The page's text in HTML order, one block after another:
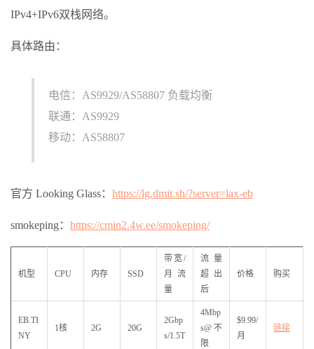
IPv4+IPv6双栈网络。
具体路由：
电信：AS9929/AS58807 负载均衡
联通：AS9929
移动：AS58807
官方 Looking Glass： https://lg.dmit.sh/?server=lax-eb
smokeping： https://cmin2.4w.ee/smokeping/
机型 CPU 内存 SSD
带宽/
月流
量
流量
超出
后
价格 购买
EB.TI
NY
1核 2G 20G
2Gbp
s/1.5T
4Mbp
s@不
限
$9.99/
月
链接